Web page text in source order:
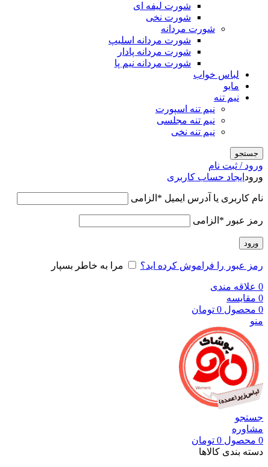
شورت لیفه ای
شورت نخی
شورت مردانه
شورت مردانه اسلیپ
شورت مردانه پادار
شورت مردانه نیم پا
لباس خواب
مایو
نیم تنه
نیم تنه اسپورت
نیم تنه مجلسی
نیم تنه نخی
جستجو
ورود / ثبت نام
ورود ایجاد حساب کاربری
نام کاربری یا آدرس ایمیل * الزامی
رمز عبور * الزامی
ورود
رمز عبور را فراموش کرده اید؟ مرا به خاطر بسپار
0 علاقه مندی
0 مقایسه
0 محصول 0 تومان
منو
جستجو
مشاوره
0 محصول 0 تومان
دسته بندی کالاها